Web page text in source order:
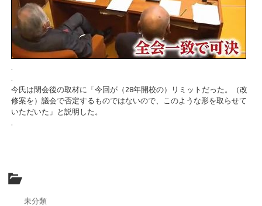
.
.
今氏は閉会後の取材に「今回が（28年開校の）リミットだった。（改
修案を）議会で否定するものではないので、このような形を取らせて
いただいた」と説明した。
.
未分類